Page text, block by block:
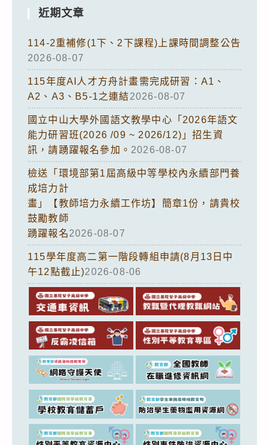
近期文章
114-2重補修(1下、2下課程)上課時間調整公告
2026-08-07
115年度AI人才方舟計畫需完成研習：A1、
A2、A3、B5-1之連結2026-08-07
國立中山大學外國語文教學中心「2026年語文
能力研習班(2026 /09 ~ 2026/12)」招生資
訊，請踴躍報名參加。 2026-08-07
檢送「環境部第1屆高級中等學校內永續部門養
成培力計
畫」【教師培力永續工作坊】簡章1份，請貴校
鼓勵教師
踴躍報名2026-08-07
115學年度高二第一階段轉組申請(8月13日中
午12點截止)2026-08-06